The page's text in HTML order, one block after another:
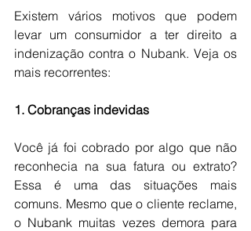
Existem vários motivos que podem
levar um consumidor a ter direito a
indenização contra o Nubank. Veja os
mais recorrentes:
1. Cobranças indevidas
Você já foi cobrado por algo que não
reconhecia na sua fatura ou extrato?
Essa é uma das situações mais
comuns. Mesmo que o cliente reclame,
o Nubank muitas vezes demora para